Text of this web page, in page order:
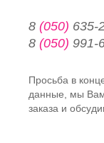
8 (050) 635-
8 (050) 991-
Просьба в
данные, мы
заказа и